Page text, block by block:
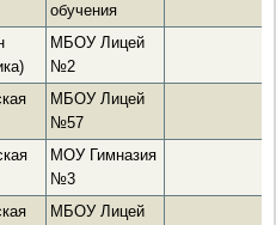
обучения
МБОУ Лицей
№2
МБОУ Лицей
№57
МОУ Гимназия
№3
МБОУ Лицей